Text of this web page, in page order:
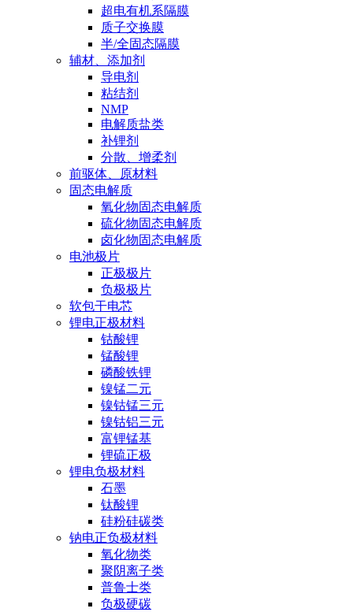
超电有机系隔膜
质子交换膜
半/全固态隔膜
辅材、添加剂
导电剂
粘结剂
NMP
电解质盐类
补锂剂
分散、增柔剂
前驱体、原材料
固态电解质
氧化物固态电解质
硫化物固态电解质
卤化物固态电解质
电池极片
正极极片
负极极片
软包干电芯
锂电正极材料
钴酸锂
锰酸锂
磷酸铁锂
镍锰二元
镍钴锰三元
镍钴铝三元
富锂锰基
锂硫正极
锂电负极材料
石墨
钛酸锂
硅粉硅碳类
钠电正负极材料
氧化物类
聚阴离子类
普鲁士类
负极硬碳